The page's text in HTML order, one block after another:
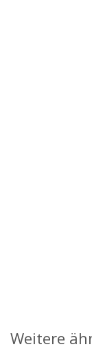
Weitere